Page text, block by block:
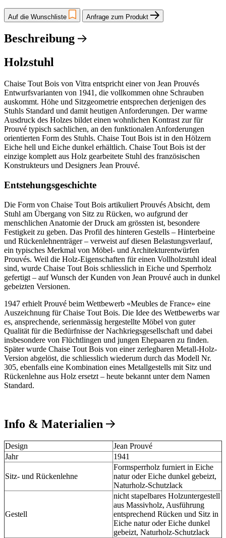
Auf die Wunschliste Anfrage zum Produkt
Beschreibung
Holzstuhl
Chaise Tout Bois von Vitra entspricht einer von Jean Prouvés
Entwurfsvarianten von 1941, die vollkommen ohne Schrauben
auskommt. Höhe und Sitzgeometrie entsprechen derjenigen des
Stuhls Standard und damit heutigen Anforderungen. Der warme
Ausdruck des Holzes bildet einen wohnlichen Kontrast zur für
Prouvé typisch sachlichen, an den funktionalen Anforderungen
orientierten Form des Stuhls. Chaise Tout Bois ist in den Hölzern
Eiche hell und Eiche dunkel erhältlich. Chaise Tout Bois ist der
einzige komplett aus Holz gearbeitete Stuhl des französischen
Konstrukteurs und Designers Jean Prouvé.
Entstehungsgeschichte
Die Form von Chaise Tout Bois artikuliert Prouvés Absicht, dem
Stuhl am Übergang von Sitz zu Rücken, wo aufgrund der
menschlichen Anatomie der Druck am grössten ist, besondere
Festigkeit zu geben. Das Profil des hinteren Gestells – Hinterbeine
und Rückenlehnenträger – verweist auf diesen Belastungsverlauf,
ein typisches Merkmal von Möbel- und Architekturentwürfen
Prouvés. Weil die Holz-Eigenschaften für einen Vollholzstuhl ideal
sind, wurde Chaise Tout Bois schliesslich in Eiche und Sperrholz
gefertigt – auf Wunsch der Kunden von Jean Prouvé auch in dunkel
gebeizten Versionen.
1947 erhielt Prouvé beim Wettbewerb «Meubles de France» eine
Auszeichnung für Chaise Tout Bois. Die Idee des Wettbewerbs war
es, ansprechende, serienmässig hergestellte Möbel von guter
Qualität für die Bedürfnisse der Nachkriegsgesellschaft und dabei
insbesondere von Flüchtlingen und jungen Ehepaaren zu finden.
Später wurde Chaise Tout Bois von einer zerlegbaren Metall-Holz-
Version abgelöst, die schliesslich wiederum durch das Modell Nr.
305, ebenfalls eine Kombination eines Metallgestells mit Sitz und
Rückenlehne aus Holz ersetzt – heute bekannt unter dem Namen
Standard.
Info & Materialien
Design
Jean Prouvé
Jahr
1941
Sitz- und Rückenlehne
Formsperrholz furniert in Eiche
natur oder Eiche dunkel gebeizt,
Naturholz-Schutzlack
Gestell
nicht stapelbares Holzuntergestell
aus Massivholz, Ausführung
entsprechend Rücken und Sitz in
Eiche natur oder Eiche dunkel
gebeizt, Naturholz-Schutzlack